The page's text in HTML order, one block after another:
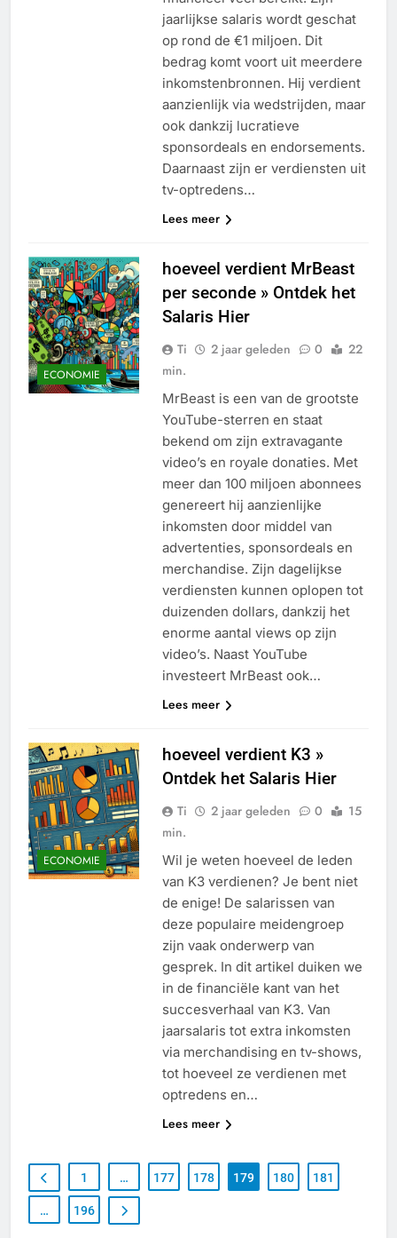
jaarlijkse salaris wordt geschat
op rond de €1 miljoen. Dit
bedrag komt voort uit meerdere
inkomstenbronnen. Hij verdient
aanzienlijk via wedstrijden, maar
ook dankzij lucratieve
sponsordeals en endorsements.
Daarnaast zijn er verdiensten uit
tv-optredens…
Lees meer
ECONOMIE
hoeveel verdient MrBeast
per seconde » Ontdek het
Salaris Hier
Ti 2 jaar geleden 0
22
min.
MrBeast is een van de grootste
YouTube-sterren en staat
bekend om zijn extravagante
video’s en royale donaties. Met
meer dan 100 miljoen abonnees
genereert hij aanzienlijke
inkomsten door middel van
advertenties, sponsordeals en
merchandise. Zijn dagelijkse
verdiensten kunnen oplopen tot
duizenden dollars, dankzij het
enorme aantal views op zijn
video’s. Naast YouTube
investeert MrBeast ook…
Lees meer
ECONOMIE
hoeveel verdient K3 »
Ontdek het Salaris Hier
Ti 2 jaar geleden 0
15
min.
Wil je weten hoeveel de leden
van K3 verdienen? Je bent niet
de enige! De salarissen van
deze populaire meidengroep
zijn vaak onderwerp van
gesprek. In dit artikel duiken we
in de financiële kant van het
succesverhaal van K3. Van
jaarsalaris tot extra inkomsten
via merchandising en tv-shows,
tot hoeveel ze verdienen met
optredens en…
Lees meer
1 … 177 178 179 180 181
… 196